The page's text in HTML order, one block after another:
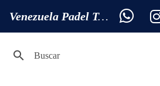
Venezuela Padel Tour
Ranking JUNIOR 6 - 7